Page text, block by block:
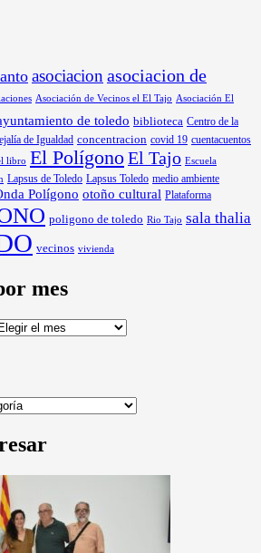
asociacion asociacion de
Asociación de Vecinos el El Tajo Asociación El
de toledo biblioteca Centro de la
de Igualdad concentracion covid 19 cuentacuentos
libro El PolígonoEl Tajo Escuela
Lapsus de Toledo Lapsus Toledo medio ambiente
Polígono otoño cultural Plataforma
poligono de toledo Rio Tajo sala thalia
vecinos vivienda
mes